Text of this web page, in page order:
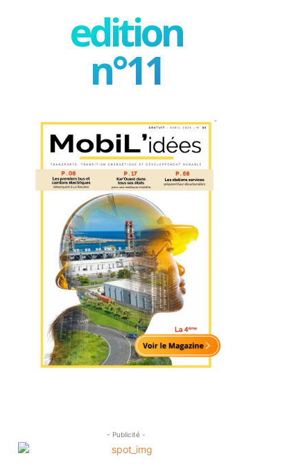
edition
n°11
- Publicité -